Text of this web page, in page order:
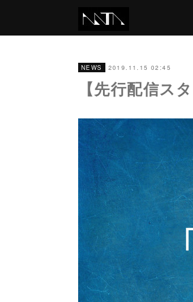
NEWS 2019.11.15 02:45
【先行配信ス